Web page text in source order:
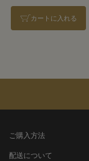
カートに入れる
ご購入方法
配送について